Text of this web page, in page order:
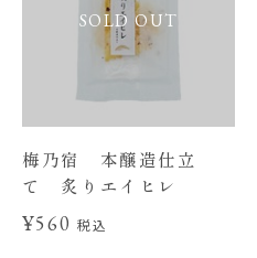
SOLD OUT
梅乃宿 本醸造仕立
て 炙りエイヒレ
¥560税込